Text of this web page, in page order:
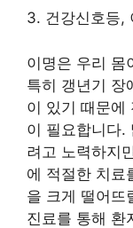
3. 건강신호등,
이명은 우리 몸
특히 갱년기 장
이 있기 때문에
이 필요합니다.
려고 노력하지
에 적절한 치료
을 크게 떨어뜨
진료를 통해 환